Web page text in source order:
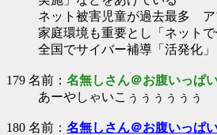
ネット被害児童が過去最多 ア
家庭環境も重要とし「ネット
全国でサイバー補導「活発化
179 名前： 名無しさん＠お腹いっぱ
あーやしゃいこぅぅぅぅぅぅ
180 名前： 名無しさん＠お腹いっぱ